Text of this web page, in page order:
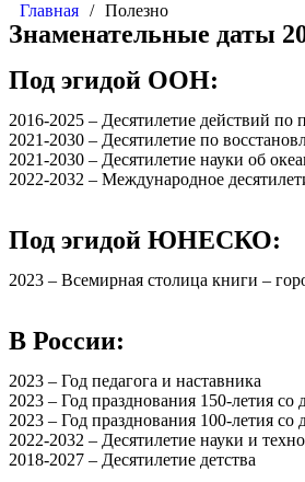
Главная / Полезно
Знаменательные даты
Под эгидой ООН:
2016-2025 – Десятилетие действий по
2021-2030 – Десятилетие по
2021-2030 – Десятилетие науки об
2022-2032 – Международное
Под эгидой ЮНЕСКО:
2023 – Всемирная столица книги –
В России:
2023 – Год педагога и наставника
2023 – Год празднования 150-летия
2023 – Год празднования 100-летия
2022-2032 – Десятилетие науки и
2018-2027 – Десятилетие детства